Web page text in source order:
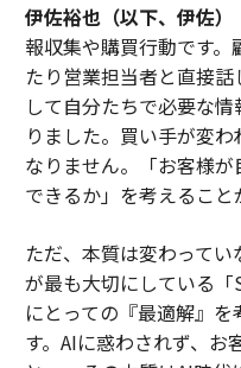
伊佐裕也（以下、伊佐）
報収集や購買行動です
たり営業担当者と直接
して自分たちで必要な
りました。買い手が変
なりません。「お客様
できるか」を考えること
ただ、本質は変わって
が最も大切にしている
にとっての『最適解』
す。AIに惑わされず、お